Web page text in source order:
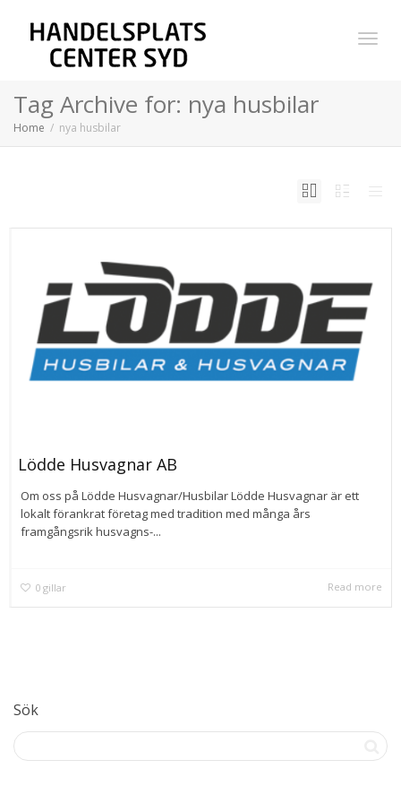
Tag Archive for: nya husbilar
Home nya husbilar
Lödde Husvagnar AB
Om oss på Lödde Husvagnar/Husbilar Lödde Husvagnar är ett
lokalt förankrat företag med tradition med många års
framgångsrik husvagns-...
0 gillar Read more
Sök